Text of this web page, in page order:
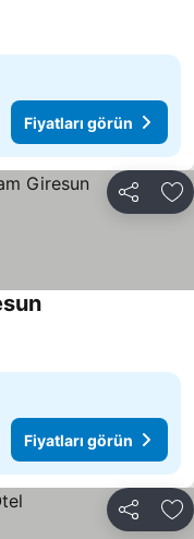
Fiyatları görün
Paylaş
Fiyatları görün
Paylaş